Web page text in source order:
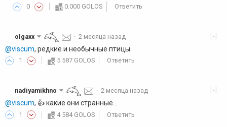
0 0.000 GOLOS Ответить
[-]
olgaxx ·2 месяца назад
@viscum, редкие и необычные птицы.
1 5.587 GOLOS Ответить
[-]
nadiyamikhno ·2 месяца назад
@viscum, 👍️ какие они странные...
1 4.584 GOLOS Ответить